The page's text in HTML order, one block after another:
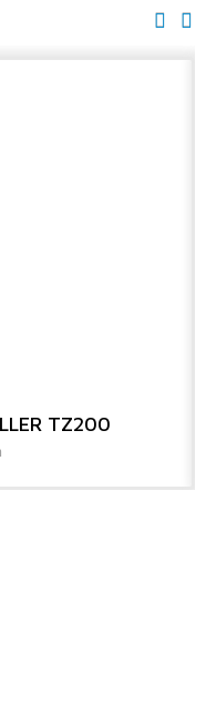
TZ200